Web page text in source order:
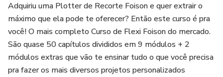
Adquiriu uma Plotter de Recorte Foison e quer extrair o
máximo que ela pode te oferecer? Então este curso é pra
você! O mais completo Curso de Flexi Foison do mercado.
São quase 50 capítulos divididos em 9 módulos + 2
módulos extras que vão te ensinar tudo o que você precisa
pra fazer os mais diversos projetos personalizados